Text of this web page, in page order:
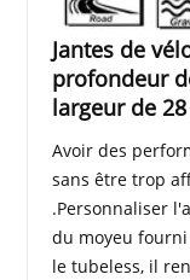
Jantes de
profondeur
largeur de
Avoir des
sans être trop
.Personnaliser
du moyeu
le tubeless, il